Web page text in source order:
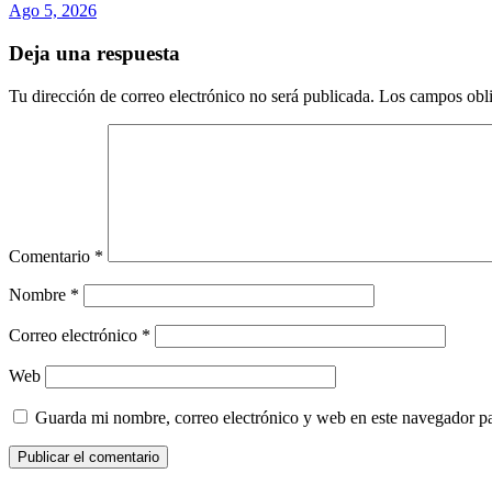
Ago 5, 2026
Deja una respuesta
Tu dirección de correo electrónico no será publicada. Los campos
Comentario *
Nombre *
Correo electrónico *
Web
Guarda mi nombre, correo electrónico y web en este navegador